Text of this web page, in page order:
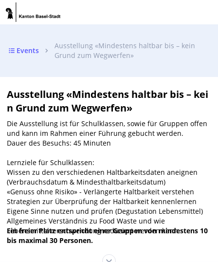
Events
Ausstellung «Mindestens haltbar bis – kein
Grund zum Wegwerfen»
Ausstellung «Mindestens haltbar bis – kei
n Grund zum Wegwerfen»
Die Ausstellung ist für Schulklassen, sowie für Gruppen offen
und kann im Rahmen einer Führung gebucht werden.
Dauer des Besuchs: 45 Minuten
Lernziele für Schulklassen:
Wissen zu den verschiedenen Haltbarkeitsdaten aneignen
(Verbrauchsdatum & Mindesthaltbarkeitsdatum)
«Genuss ohne Risiko» - Verlängerte Haltbarkeit verstehen
Strategien zur Überprüfung der Haltbarkeit kennenlernen
Eigene Sinne nutzen und prüfen (Degustation Lebensmittel)
Allgemeines Verständnis zu Food Waste und wie
Lebensmittelverschwendung reduziert werden kann.
Ein freier Platz entsprichteiner Gruppen von mindestens 10
bis maximal 30 Personen.